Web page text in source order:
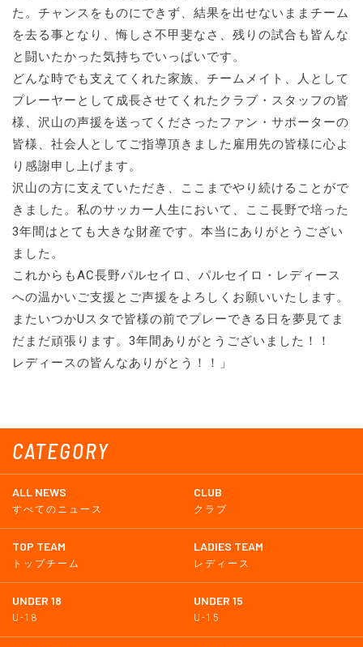
CATEGORY
ALL NEWS
すべてのニュース
CLUB
クラブ
TOP TEAM
トップチーム
LADIES TEAM
レディース
UNDER 18
U-18
UNDER 15
U-15
た。チャンスをものにできず、結果を出せないままチーム
を去る事となり、悔しさ不甲斐なさ、残りの試合も皆んな
と闘いたかった気持ちでいっぱいです。
どんな時でも支えてくれた家族、チームメイト、人として
プレーヤーとして成長させてくれたクラブ・スタッフの皆
様、沢山の声援を送ってくださったファン・サポーターの
皆様、社会人としてご指導頂きました雇用先の皆様に心よ
り感謝申し上げます。
沢山の方に支えていただき、ここまでやり続けることがで
きました。私のサッカー人生において、ここ長野で培った
3年間はとても大きな財産です。本当にありがとうござい
ました。
これからもAC長野パルセイロ、パルセイロ・レディース
への温かいご支援とご声援をよろしくお願いいたします。
またいつかUスタで皆様の前でプレーできる日を夢見てま
だまだ頑張ります。3年間ありがとうございました！！
レディースの皆んなありがとう！！」